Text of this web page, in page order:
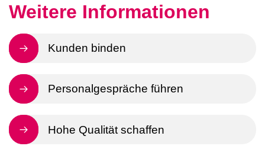
Weitere Informationen
Kunden binden
Personalgespräche führen
Hohe Qualität schaffen